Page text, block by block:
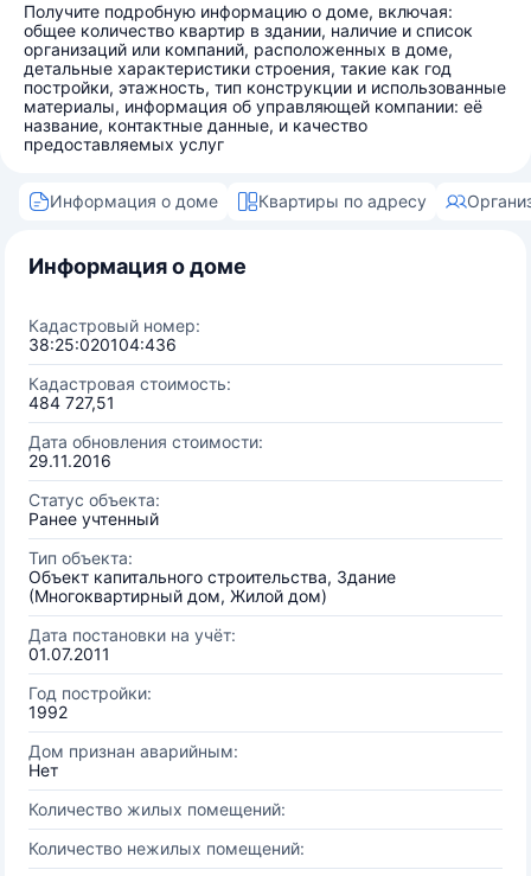
Получите подробную информацию о доме, включая:
общее количество квартир в здании, наличие и список
организаций или компаний, расположенных в доме,
детальные характеристики строения, такие как год
постройки, этажность, тип конструкции и использованные
материалы, информация об управляющей компании: её
название, контактные данные, и качество
предоставляемых услуг
Информация о доме Квартиры по адресу
Информация о доме
Кадастровый номер:
38:25:020104:436
Кадастровая стоимость:
484 727,51
Дата обновления стоимости:
29.11.2016
Статус объекта:
Ранее учтенный
Тип объекта:
Объект капитального строительства, Здание
(Многоквартирный дом, Жилой дом)
Дата постановки на учёт:
01.07.2011
Год постройки:
1992
Дом признан аварийным:
Нет
Количество жилых помещений:
Количество нежилых помещений: